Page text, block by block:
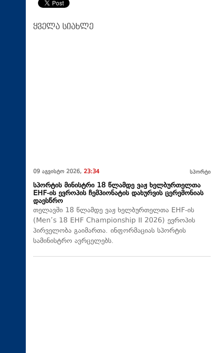
ყველა სიახლე
09 აგვისტო 2026, 23:34 სპორტი
სპორტის მინისტრი 18 წლამდე ვაჟ ხელბურთელთა
EHF-ის ევროპის ჩემპიონატის დახურვის ცერემონიას
დაესწრო
თელავში 18 წლამდე ვაჟ ხელბურთელთა EHF-ის
(Men’s 18 EHF Championship II 2026) ევროპის
პირველობა გაიმართა. ინფორმაციას სპორტის
სამინისტრო ავრცელებს.